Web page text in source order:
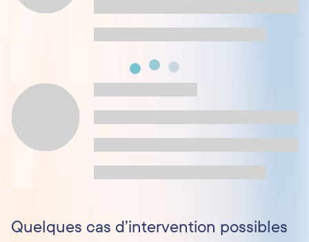
Quelques cas d’intervention possibles